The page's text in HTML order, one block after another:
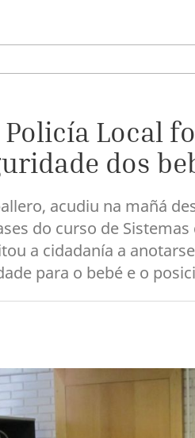
Policía Local
dos
acudiu na mañá
do curso de
a cidadanía a
para o bebé e o